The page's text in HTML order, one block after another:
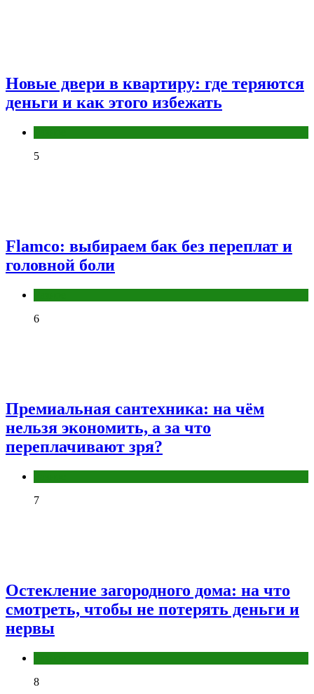
Новые двери в квартиру: где теряются
деньги и как этого избежать
5
Flamco: выбираем бак без переплат и
головной боли
6
Премиальная сантехника: на чём
нельзя экономить, а за что
переплачивают зря?
7
Остекление загородного дома: на что
смотреть, чтобы не потерять деньги и
нервы
8